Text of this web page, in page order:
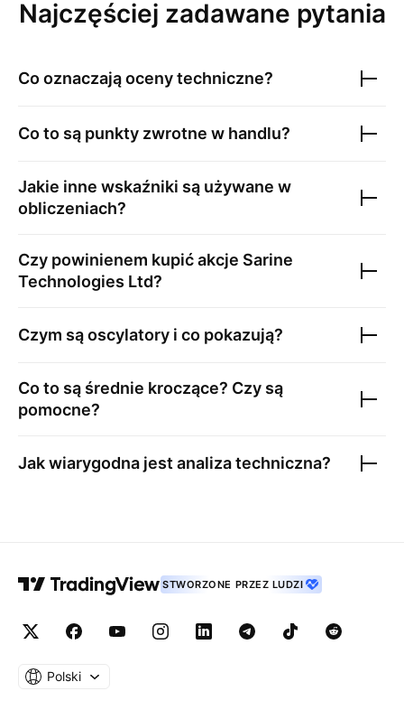
Najczęściej zadawane pytania
Co oznaczają oceny techniczne?
Co to są punkty zwrotne w handlu?
Jakie inne wskaźniki są używane w
obliczeniach?
Czy powinienem kupić akcje Sarine
Technologies Ltd?
Czym są oscylatory i co pokazują?
Co to są średnie kroczące? Czy są
pomocne?
Jak wiarygodna jest analiza techniczna?
STWORZONE PRZEZ LUDZI
Polski